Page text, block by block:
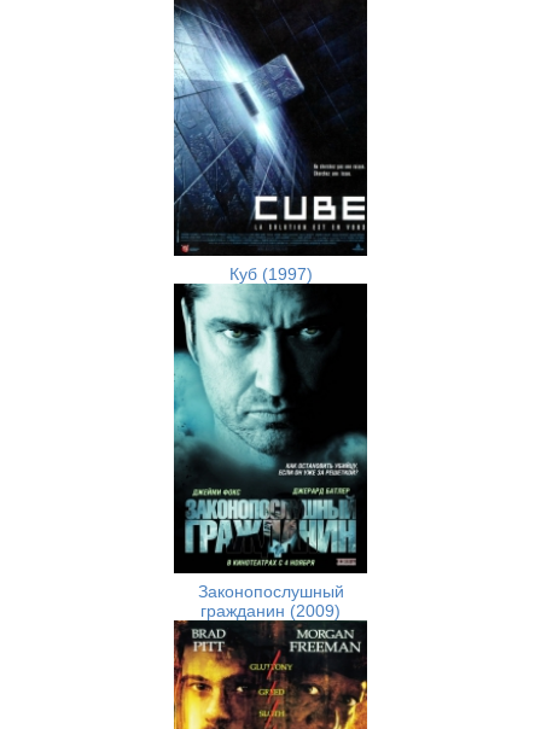
Куб (1997)
Законопослушный
гражданин (2009)